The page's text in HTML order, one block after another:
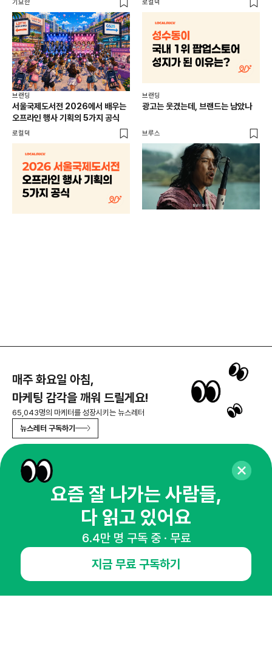
기묘한 로컬덕
브랜딩
서울국제도서전 2026에서 배우는
오프라인 행사 기획의 5가지 공식
로컬덕
브랜딩
광고는 웃겼는데, 브랜드는 남았나
브루스
매주 화요일 아침,
마케팅 감각을 깨워 드릴게요!
65,043명의 마케터를 성장시키는 뉴스레터
뉴스레터 구독하기
NHN AD
공지사항 제휴문의
인사이터 신청
뉴스레터
광고안내
경기도 성남시 분당구 대왕판교로645번길 16
요즘 잘 나가는 사람들,
다 읽고 있어요
6.4만 명 구독 중 · 무료
지금 무료 구독하기